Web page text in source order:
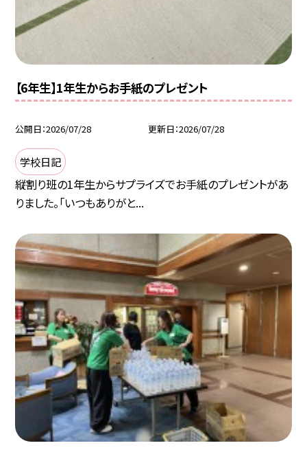
【6年生】1年生からお手紙のプレゼント
公開日 2026/07/28 更新日 2026/07/28
学校日記
縦割り班の1年生からサプライズでお手紙のプレゼントがあ
りました。「いつもありがと...